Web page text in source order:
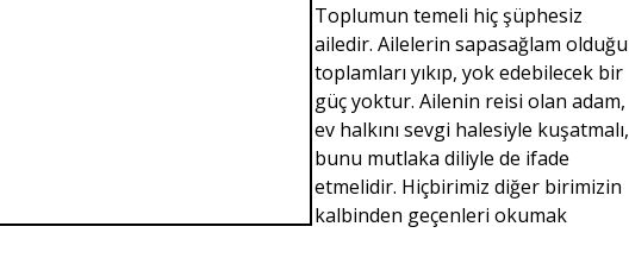
Toplumun temeli hiç şüphesiz
ailedir. Ailelerin sapasağlam olduğu
toplamları yıkıp, yok edebilecek bir
güç yoktur. Ailenin reisi olan adam,
ev halkını sevgi halesiyle kuşatmalı,
bunu mutlaka diliyle de ifade
etmelidir. Hiçbirimiz diğer birimizin
kalbinden geçenleri okumak